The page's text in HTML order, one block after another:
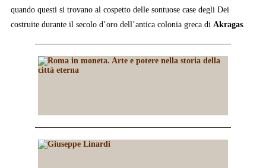
quando questi si trovano al cospetto delle sontuose case degli Dei
costruite durante il secolo d’oro dell’antica colonia greca di Akragas.